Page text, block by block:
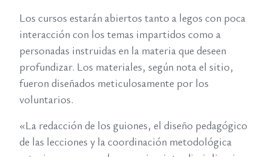
Los cursos estarán abiertos tanto a legos con poca
interacción con los temas impartidos como a
personadas instruidas en la materia que deseen
profundizar. Los materiales, según nota el sitio,
fueron diseñados meticulosamente por los
voluntarios.
«La redacción de los guiones, el diseño pedagógico
de las lecciones y la coordinación metodológica